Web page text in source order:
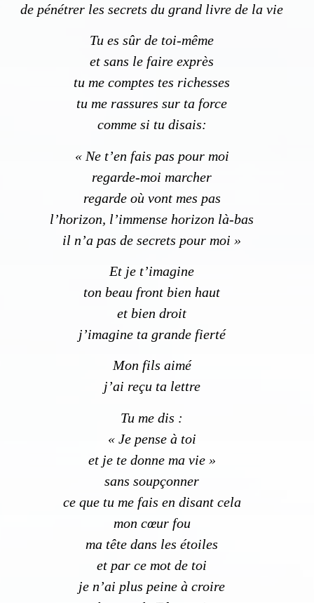
de pénétrer les secrets du grand livre de la vie
Tu es sûr de toi-même
et sans le faire exprès
tu me comptes tes richesses
tu me rassures sur ta force
comme si tu disais:
« Ne t’en fais pas pour moi
regarde-moi marcher
regarde où vont mes pas
l’horizon, l’immense horizon là-bas
il n’a pas de secrets pour moi »
Et je t’imagine
ton beau front bien haut
et bien droit
j’imagine ta grande fierté
Mon fils aimé
j’ai reçu ta lettre
Tu me dis :
« Je pense à toi
et je te donne ma vie »
sans soupçonner
ce que tu me fais en disant cela
mon cœur fou
ma tête dans les étoiles
et par ce mot de toi
je n’ai plus peine à croire